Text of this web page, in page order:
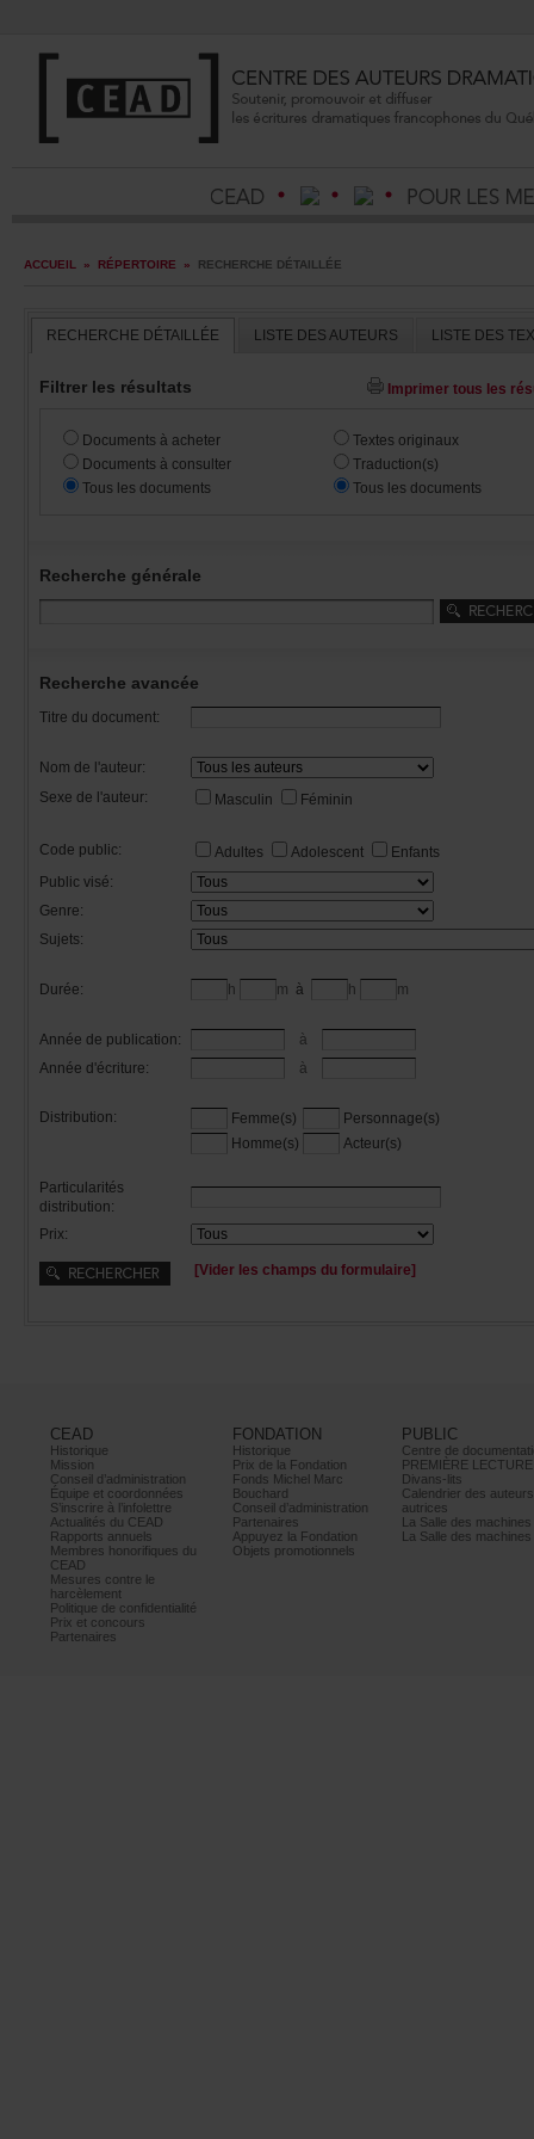
ACCUEIL » RÉPERTOIRE » RECHERCHEDÉTAILLÉE
RECHERCHEDÉTAILLÉE LISTEDESAUTEURS
Filtrerlesrésultats
Documentsàacheter
Documentsàconsulter
Touslesdocuments
Textesoriginaux
Traduction(s)
Touslesdocuments
Recherchegénérale
Rechercheavancée
Titredudocument:
Nomdel'auteur:
Sexedel'auteur:
Masculin Féminin
Codepublic: Adultes Adolescent
Enfants
Publicvisé:
Genre:
Sujets:
Durée: h m à h m
Annéedepublication:
à
Annéed'écriture:
à
Distribution: Femme(s)
Personnage(s)
Homme(s)
Acteur(s)
Particularités
distribution:
Prix:
[Viderleschampsduformulaire]
CEAD
Historique
Mission
Conseild’administration
Équipeetcoordonnées
S’inscrireàl’infolettre
ActualitésduCEAD
Rapportsannuels
Membreshonorifiquesdu
CEAD
Mesurescontrele
harcèlement
Politiquedeconfidentialité
Prixetconcours
Partenaires
FONDATION
Historique
PrixdelaFondation
FondsMichelMarc
Bouchard
Conseild’administration
Partenaires
AppuyezlaFondation
Objetspromotionnels
PUBLIC
PREMIÈRELECTURE
Divans-lits
autrices